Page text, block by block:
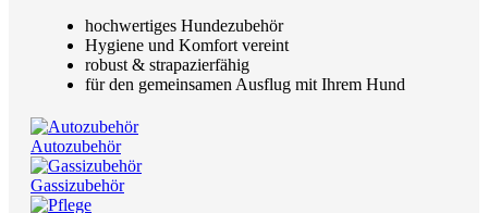
hochwertiges Hundezubehör
Hygiene und Komfort vereint
robust & strapazierfähig
für den gemeinsamen Ausflug mit Ihrem Hund
Autozubehör
Gassizubehör